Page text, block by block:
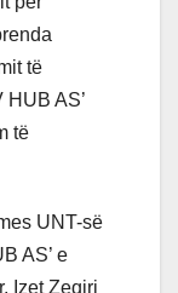
të
HUB AS’
të
UNT-së
AS’ e
Izet Zeqiri